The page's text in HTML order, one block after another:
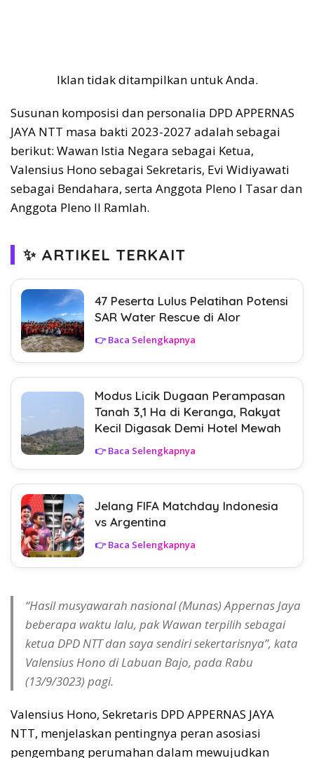
Iklan tidak ditampilkan untuk Anda.
Susunan komposisi dan personalia DPD APPERNAS
JAYA NTT masa bakti 2023-2027 adalah sebagai
berikut: Wawan Istia Negara sebagai Ketua,
Valensius Hono sebagai Sekretaris, Evi Widiyawati
sebagai Bendahara, serta Anggota Pleno I Tasar dan
Anggota Pleno II Ramlah.
✨ ARTIKEL TERKAIT
47 Peserta Lulus Pelatihan Potensi
SAR Water Rescue di Alor
👉 Baca Selengkapnya
Modus Licik Dugaan Perampasan
Tanah 3,1 Ha di Keranga, Rakyat
Kecil Digasak Demi Hotel Mewah
👉 Baca Selengkapnya
Jelang FIFA Matchday Indonesia
vs Argentina
👉 Baca Selengkapnya
“Hasil musyawarah nasional (Munas) Appernas Jaya
beberapa waktu lalu, pak Wawan terpilih sebagai
ketua DPD NTT dan saya sendiri sekertarisnya”, kata
Valensius Hono di Labuan Bajo, pada Rabu
(13/9/3023) pagi.
Valensius Hono, Sekretaris DPD APPERNAS JAYA
NTT, menjelaskan pentingnya peran asosiasi
pengembang perumahan dalam mewujudkan